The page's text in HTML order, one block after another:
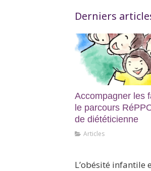
Derniers
Accompagner les
le parcours
de diététicienne
Articles
L’obésité infantile